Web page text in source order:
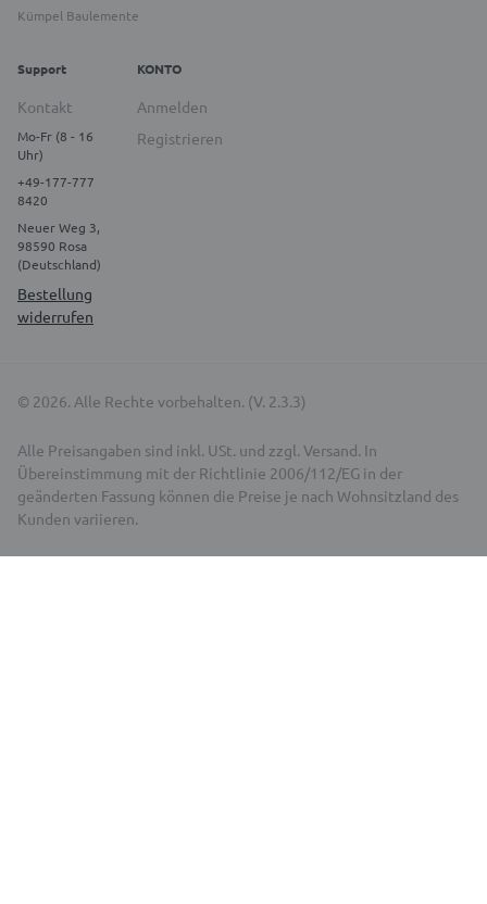
Kümpel Baulemente
Support
Kontakt
Mo-Fr (8 - 16
Uhr)
+49-177-777
8420
Neuer Weg 3,
98590 Rosa
(Deutschland)
Bestellung
widerrufen
KONTO
Anmelden
Registrieren
© 2026. Alle Rechte vorbehalten. (V. 2.3.3)
Alle Preisangaben sind inkl. USt. und zzgl. Versand. In
Übereinstimmung mit der Richtlinie 2006/112/EG in der
geänderten Fassung können die Preise je nach Wohnsitzland des
Kunden variieren.